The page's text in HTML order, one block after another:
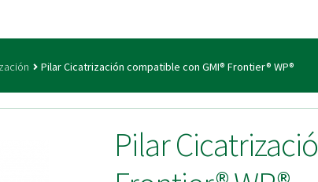
generales Conexiones CAD CAM Distribuidores
| Tienda Online!
Pilar Cicatrización compatible con GMI® Frontier® WP®
Pilar